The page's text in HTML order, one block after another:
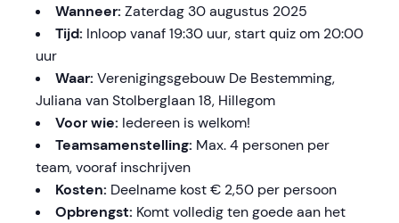
Wanneer: Zaterdag 30 augustus 2025
Tijd: Inloop vanaf 19:30 uur, start quiz om 20:00
uur
Waar: Verenigingsgebouw De Bestemming,
Juliana van Stolberglaan 18, Hillegom
Voor wie: Iedereen is welkom!
Teamsamenstelling: Max. 4 personen per
team, vooraf inschrijven
Kosten: Deelname kost € 2,50 per persoon
Opbrengst: Komt volledig ten goede aan het